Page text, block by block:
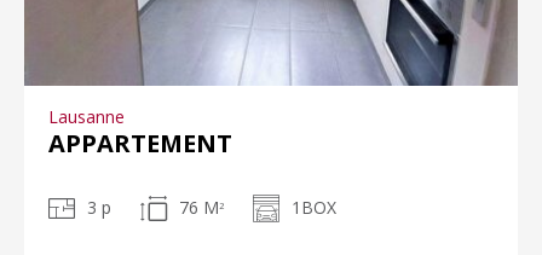
Lausanne
APPARTEMENT
3 p 76 M 2 1BOX